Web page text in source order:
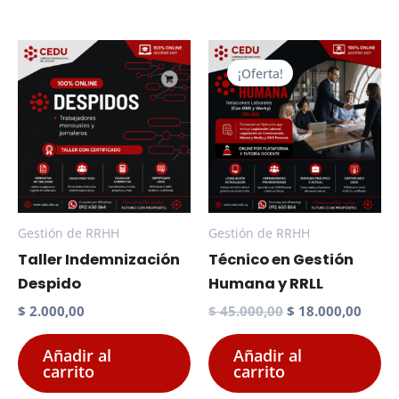
Gestión de RRHH
Taller Indemnización
Despido
$ 2.000,00
Añadir al
carrito
¡Oferta!
Gestión de RRHH
Técnico en Gestión
Humana y RRLL
$45.000,00 El
era:
$ 18.000,00
$
Añadir al
carrito